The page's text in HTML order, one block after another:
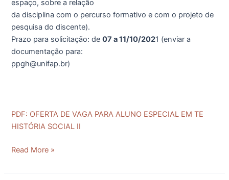
espaço, sobre a relação
da disciplina com o percurso formativo e com o projeto de
pesquisa do discente).
Prazo para solicitação: de07 a 11/10/2021 (enviar a
documentação para:
ppgh@unifap.br)
PDF: OFERTA DE VAGA PARA ALUNO ESPECIAL EM TE
HISTÓRIA SOCIAL II
Read More »